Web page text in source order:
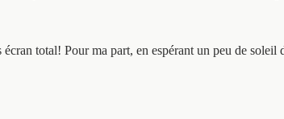
total! Pour ma part, en espérant un peu de